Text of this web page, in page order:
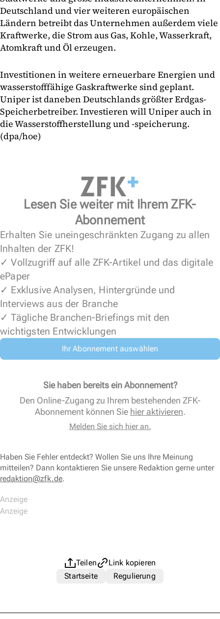
Deutschland und vier weiteren europäischen
Ländern betreibt das Unternehmen außerdem viele
Kraftwerke, die Strom aus Gas, Kohle, Wasserkraft,
Atomkraft und Öl erzeugen.
Investitionen in weitere erneuerbare Energien und
wasserstofffähige Gaskraftwerke sind geplant.
Uniper ist daneben Deutschlands größter Erdgas-
Speicherbetreiber. Investieren will Uniper auch in
die Wasserstoffherstellung und -speicherung.
(dpa/hoe)
Lesen Sie weiter mit Ihrem ZFK-
Abonnement
Erhalten Sie uneingeschränkten Zugang zu allen
Inhalten der ZFK!
✓ Vollzugriff auf alle ZFK-Artikel und das digitale
ePaper
✓ Exklusive Analysen, Hintergründe und
Interviews aus der Branche
✓ Tägliche Branchen-Briefings mit den
wichtigsten Entwicklungen
Ihr Abonnement auswählen
Sie haben bereits ein Abonnement?
Den Online-Zugang zu Ihrem bestehenden ZFK-
Abonnement können Sie hier aktivieren.
Melden Sie sich hier an.
Haben Sie Fehler entdeckt? Wollen Sie uns Ihre Meinung
mitteilen? Dann kontaktieren Sie unsere Redaktion gerne unter
redaktion@zfk.de.
Teilen
Link kopieren
Startseite
Regulierung